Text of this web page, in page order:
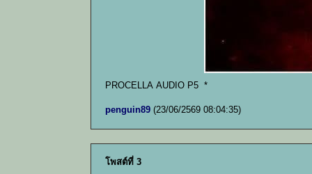
PROCELLA AUDIO P5 *
penguin89 (23/06/2569 08:04:35)
โพสต์ที่ 3